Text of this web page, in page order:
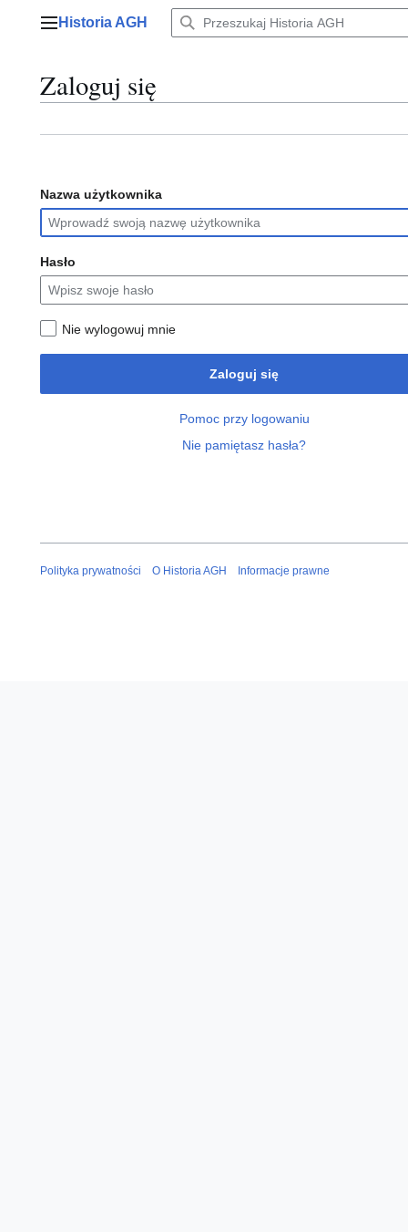
Menu główne
Historia AGH
Zaloguj się
Nazwa użytkownika
Hasło
Nie wylogowuj mnie
Zaloguj się
Pomoc przy logowaniu
Nie pamiętasz hasła?
Polityka prywatności O Historia AGH Informacje prawne